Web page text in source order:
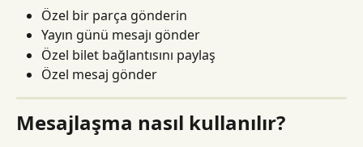
Özel bir parça gönderin
Yayın günü mesajı gönder
Özel bilet bağlantısını paylaş
Özel mesaj gönder
Mesajlaşma nasıl kullanılır?